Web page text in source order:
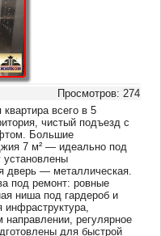
Просмотров: 274
всего в 5
чистый подъезд с
Большие
7 м² — идеально под
установлены
дверь — металлическая.
под ремонт: ровные
ниша под гардероб и
направлении, регулярное
для быстрой